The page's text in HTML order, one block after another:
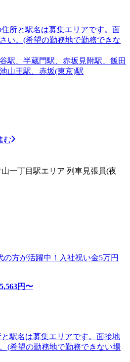
所と駅名は募集エリアです。面
い。(希望の勤務地で勤務できな
駅、半蔵門駅、赤坂見附駅、飯田
山王駅、赤坂(東京)駅
む
一丁目駅エリア 列車見張員(夜
方が活躍中！入社祝い金5万円
円〜
駅名は募集エリアです。面接地
(希望の勤務地で勤務できない場